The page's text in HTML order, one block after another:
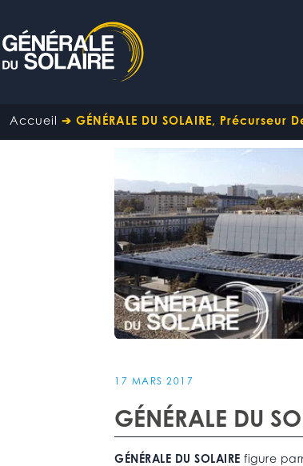
Accueil ➔ GÉNÉRALE DU SOLAIRE, Précurseur
17 MARS 2017
GÉNÉRALE DU
GÉNÉRALE DU SOLAIRE figure